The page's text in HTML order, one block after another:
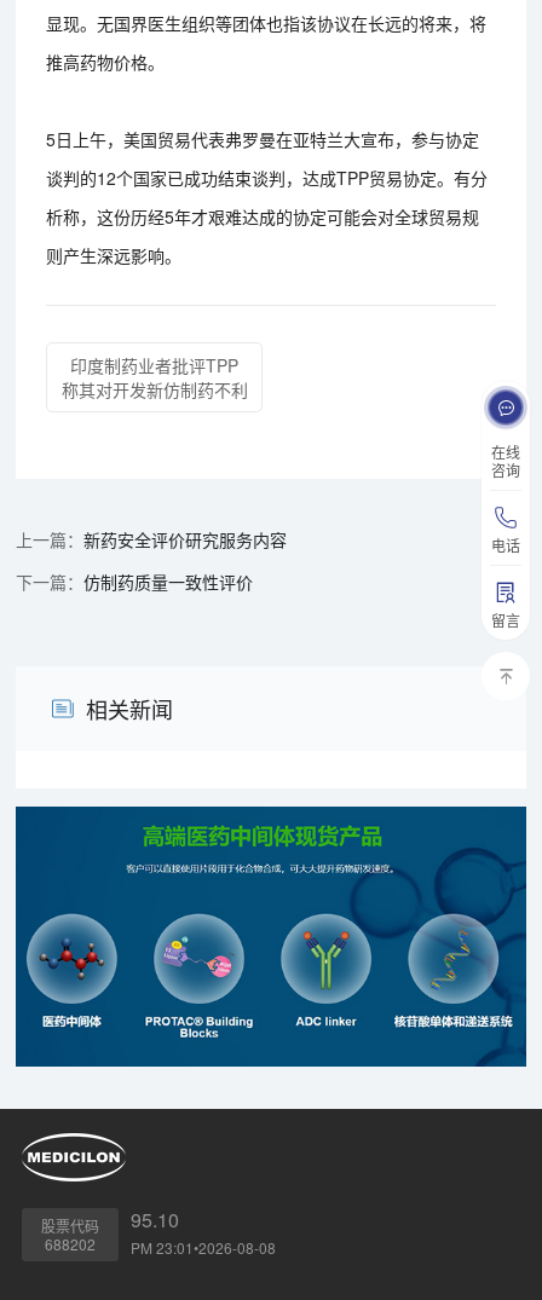
在线
咨询
电话
留言
显现。无国界医生组织等团体也指该协议在长远的将来，将
推高药物价格。
5日上午，美国贸易代表弗罗曼在亚特兰大宣布，参与协定
谈判的12个国家已成功结束谈判，达成TPP贸易协定。有分
析称，这份历经5年才艰难达成的协定可能会对全球贸易规
则产生深远影响。
印度制药业者批评TPP
称其对开发新仿制药不利
新药安全评价研究服务内容
仿制药质量一致性评价
相关新闻
股票代码
688202
95.10
PM 23:01•2026-08-08